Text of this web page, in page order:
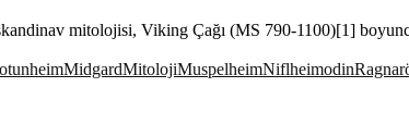
mitolojisi, Viking Çağı (MS 790-1100)[1]
MidgardMitolojiMuspelheimNiflheimodin